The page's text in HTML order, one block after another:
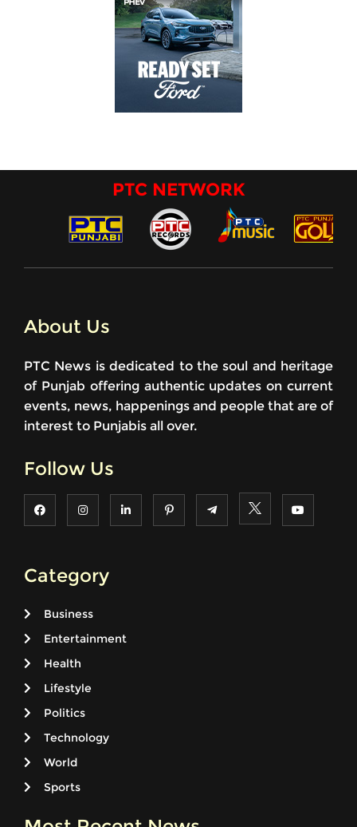
PTC NETWORK
About Us
PTC News is dedicated to the soul and heritage
of Punjab offering authentic updates on current
events, news, happenings and people that are of
interest to Punjabis all over.
Follow Us
Category
Business
Entertainment
Health
Lifestyle
Politics
Technology
World
Sports